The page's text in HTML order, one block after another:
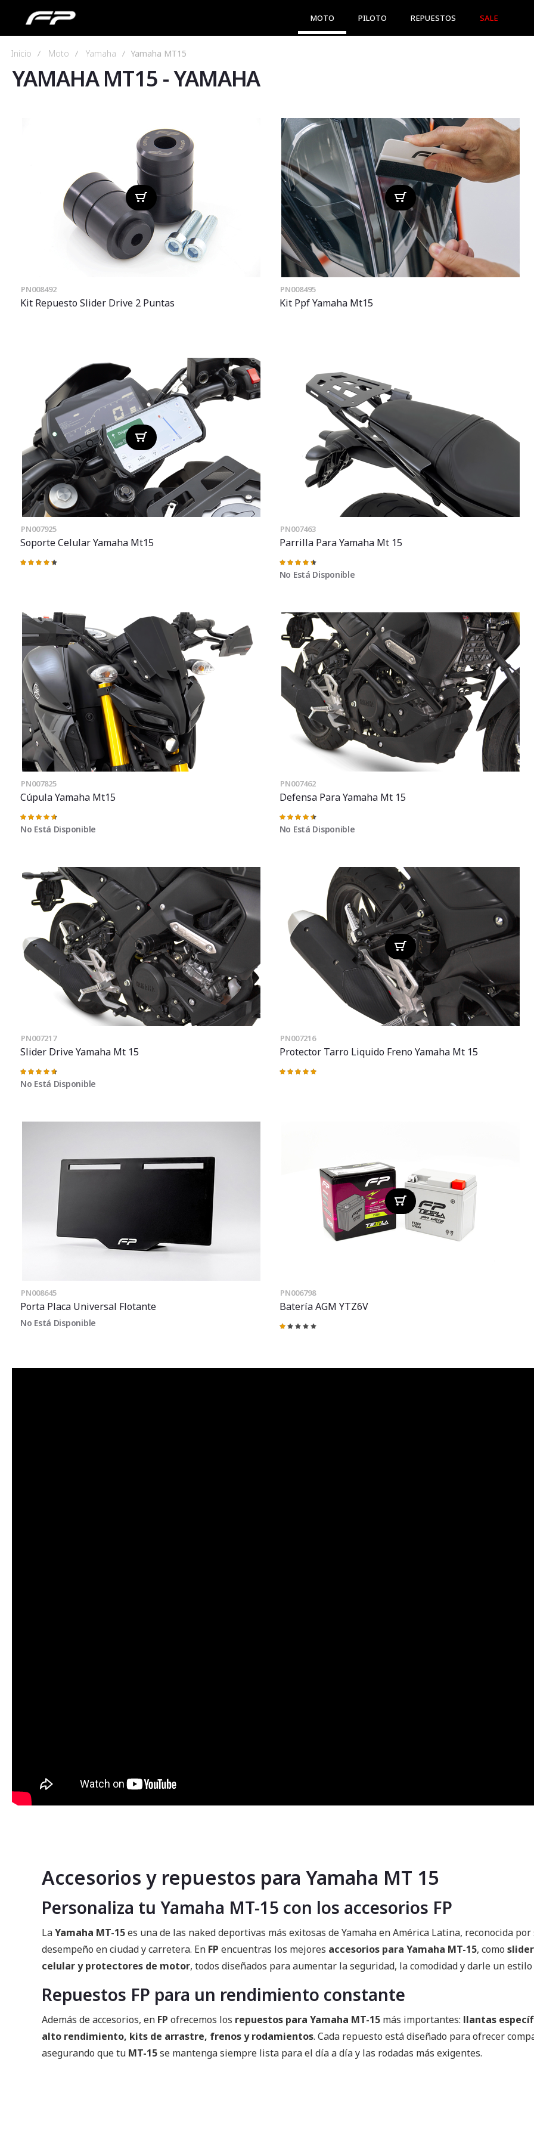
MOTO PILOTO REPUESTOS SALE
Inicio Moto Yamaha Yamaha MT15
YAMAHA MT15 -YAMAHA
PN008492
Kit Repuesto Slider Drive 2 Puntas
PN008495
Kit Ppf Yamaha Mt15
PN007925
Soporte Celular Yamaha Mt15
Valoración:
PN007463
Parrilla Para Yamaha Mt 15
Valoración:
91%
No Está Disponible
PN007825
Cúpula Yamaha Mt15
Valoración:
95%
No Está Disponible
PN007462
Defensa Para Yamaha Mt 15
Valoración:
93%
No Está Disponible
PN007217
Slider Drive Yamaha Mt 15
Valoración:
95%
No Está Disponible
PN007216
Protector Tarro Liquido Freno Yamaha Mt 15
Valoración:
PN008645
Porta Placa Universal Flotante
No Está Disponible
PN006798
Batería AGM YTZ6V
Valoración:
Accesorios y repuestos para Yamaha MT 15
Personaliza tu Yamaha MT-15 con los accesorios FP
LaYamaha MT-15es una de las naked deportivas más exitosas de Yamaha en América Latina, reconocida
desempeño en ciudad y carretera. En FP encuentras los mejores accesorios para Yamaha MT-15, como
celular y protectores de motor, todos diseñados para aumentar la seguridad, la comodidad y darle un
Repuestos FP para un rendimiento constante
Además de accesorios, en FP ofrecemos los repuestos para Yamaha MT-15 más importantes: llantas
alto rendimiento, kits de arrastre, frenos y rodamientos. Cada repuesto está diseñado para ofrecer
asegurando que tu MT-15se mantenga siempre lista para el día a día y las rodadas más exigentes.